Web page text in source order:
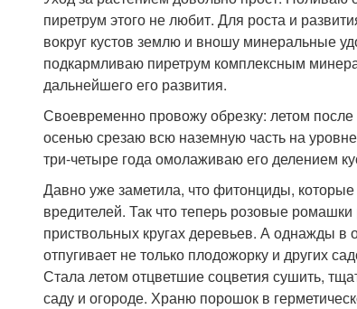
пиретрум этого не любит. Для роста и
вокруг кустов землю и вношу минеральные
подкармливаю пиретрум комплексным
дальнейшего его развития.
Своевременно провожу обрезку: летом
осенью срезаю всю наземную часть на
три-четыре года омолаживаю его делением
Давно уже заметила, что фитонциды,
вредителей. Так что теперь розовые
приствольных кругах деревьев. А однажды в
отпугивает не только плодожорку и других
Стала летом отцветшие соцветия сушить,
саду и огороде. Храню порошок в